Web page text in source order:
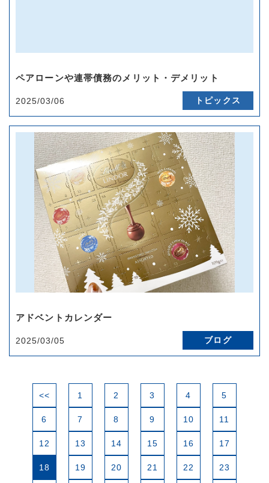
ペアローンや連帯債務のメリット・デメリット
2025/03/06 トピックス
アドベントカレンダー
2025/03/05 ブログ
<< 1 2 3 4 5
6 7 8 9 10 11
12 13 14 15 16 17
18 19 20 21 22 23